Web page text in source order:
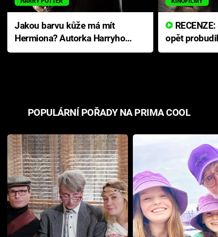
Jakou barvu kůže má mít
Hermiona? Autorka Harryho
Pottera přišla s ráznou
opět
přichází s
POPULÁRNÍ POŘADY NA PRIMA COOL